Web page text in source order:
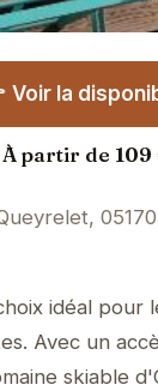
Voir la
À partir de 109
idéal pour
Avec un
skiable